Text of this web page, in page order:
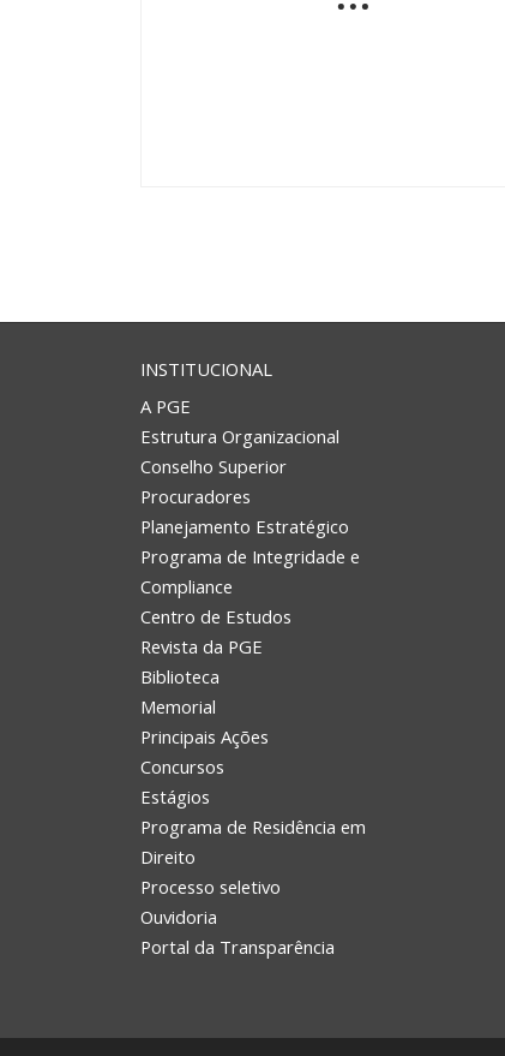
INSTITUCIONAL
A PGE
Estrutura Organizacional
Conselho Superior
Procuradores
Planejamento Estratégico
Programa de Integridade e
Compliance
Centro de Estudos
Revista da PGE
Biblioteca
Memorial
Principais Ações
Concursos
Estágios
Programa de Residência em
Direito
Processo seletivo
Ouvidoria
Portal da Transparência